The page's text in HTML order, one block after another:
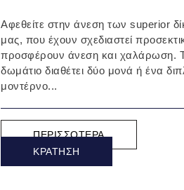
Αφεθείτε στην άνεση των superior
μας, που έχουν σχεδιαστεί
προσφέρουν άνεση και χαλάρωση.
δωμάτιο διαθέτει δύο μονά ή ένα
μοντέρνο...
ΠΕΡΙΣΣΌΤΕΡΑ
ΚΡΆΤΗΣΗ